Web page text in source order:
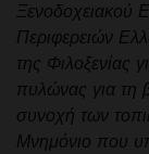
Ξενοδοχειακού
Περιφερειών
της Φιλοξενίας
πυλώνας για τη
συνοχή των
Μνημόνιο που